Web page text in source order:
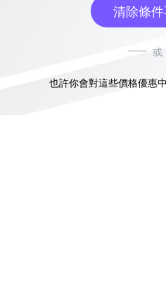
清除條
或
也許你會對這些價格優惠